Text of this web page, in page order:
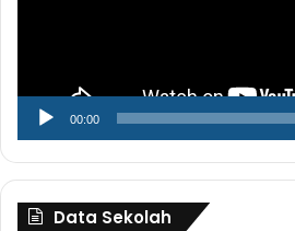
00:00
Data Sekolah